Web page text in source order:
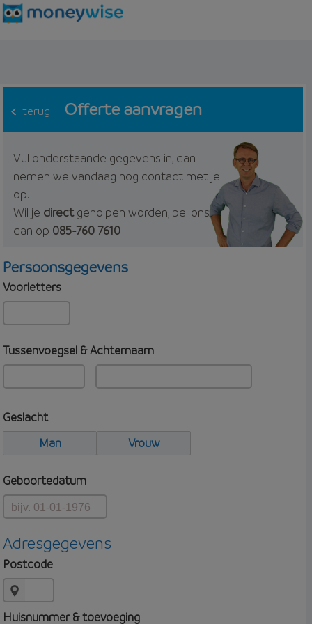
terug Offerte aanvragen
Vul onderstaande gegevens in, dan
nemen we vandaag nog contact met je
op.
Wil je directgeholpen worden, bel ons
dan op 085-760 7610
Persoonsgegevens
Voorletters
Tussenvoegsel & Achternaam
Geslacht
Man
Vrouw
Geboortedatum
Adresgegevens
Postcode
Huisnummer & toevoeging